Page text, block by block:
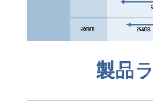
製品